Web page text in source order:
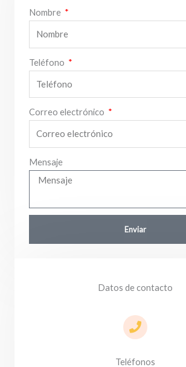
Nombre
Teléfono
Correo electrónico
Mensaje
Enviar
Datos de contacto
Teléfonos